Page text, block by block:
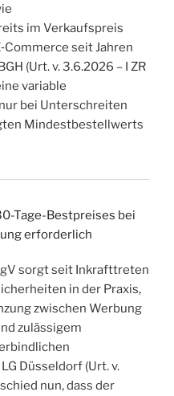
im Verkaufspreis
seit Jahren
(Urt. v. 3.6.2026 – I ZR
variable
bei Unterschreiten
Mindestbestellwerts
Tage-Bestpreises bei
erforderlich
sorgt seit Inkrafttreten
in der Praxis,
zwischen Werbung
zulässigem
Düsseldorf (Urt. v.
nun, dass der